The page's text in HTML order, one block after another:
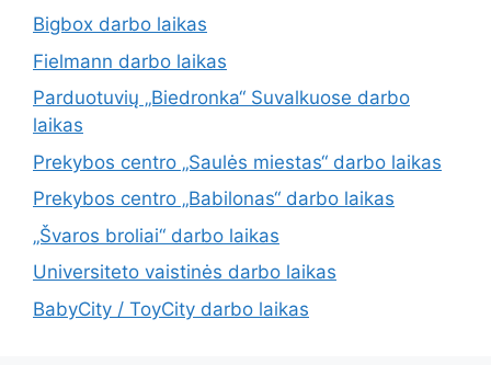
Bigbox darbo laikas
Fielmann darbo laikas
Parduotuvių „Biedronka“ Suvalkuose darbo
laikas
Prekybos centro „Saulės miestas“ darbo laikas
Prekybos centro „Babilonas“ darbo laikas
„Švaros broliai“ darbo laikas
Universiteto vaistinės darbo laikas
BabyCity / ToyCity darbo laikas